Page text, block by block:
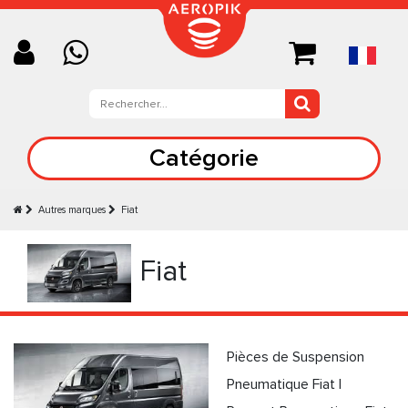
Catégorie
Autres marques Fiat
Fiat
Pièces de Suspension
Pneumatique Fiat |